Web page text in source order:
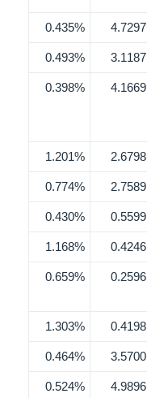
4.7297
0.435%
3.1187
0.493%
4.1669
0.398%
2.6798
1.201%
2.7589
0.774%
0.5599
0.430%
0.4246
1.168%
0.2596
0.659%
0.4198
1.303%
3.5700
0.464%
4.9896
0.524%